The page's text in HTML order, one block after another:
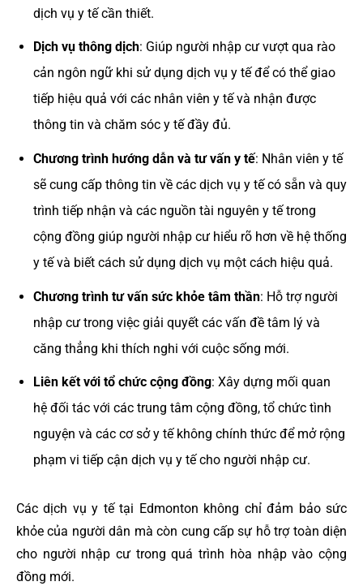
dịch vụ y tế cần thiết.
Dịch vụ thông dịch: Giúp người nhập cư vượt qua rào
cản ngôn ngữ khi sử dụng dịch vụ y tế để có thể giao
tiếp hiệu quả với các nhân viên y tế và nhận được
thông tin và chăm sóc y tế đầy đủ.
Chương trình hướng dẫn và tư vấn y tế: Nhân viên y tế
sẽ cung cấp thông tin về các dịch vụ y tế có sẵn và quy
trình tiếp nhận và các nguồn tài nguyên y tế trong
cộng đồng giúp người nhập cư hiểu rõ hơn về hệ thống
y tế và biết cách sử dụng dịch vụ một cách hiệu quả.
Chương trình tư vấn sức khỏe tâm thần: Hỗ trợ người
nhập cư trong việc giải quyết các vấn đề tâm lý và
căng thẳng khi thích nghi với cuộc sống mới.
Liên kết với tổ chức cộng đồng: Xây dựng mối quan
hệ đối tác với các trung tâm cộng đồng, tổ chức tình
nguyện và các cơ sở y tế không chính thức để mở rộng
phạm vi tiếp cận dịch vụ y tế cho người nhập cư.
Các dịch vụ y tế tại Edmonton không chỉ đảm bảo sức
khỏe của người dân mà còn cung cấp sự hỗ trợ toàn diện
cho người nhập cư trong quá trình hòa nhập vào cộng
đồng mới.